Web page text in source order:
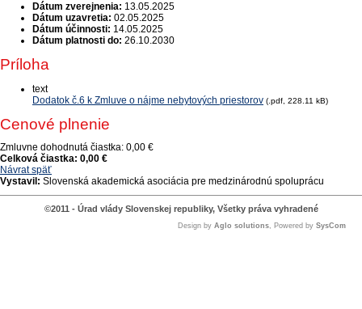
Dátum zverejnenia: 13.05.2025
Dátum uzavretia: 02.05.2025
Dátum účinnosti: 14.05.2025
Dátum platnosti do: 26.10.2030
Príloha
text
Dodatok č.6 k Zmluve o nájme nebytových priestorov (.pdf, 228.11 kB)
Cenové plnenie
Zmluvne dohodnutá čiastka: 0,00 €
Celková čiastka: 0,00 €
Návrat späť
Vystavil: Slovenská akademická asociácia pre medzinárodnú spoluprácu
©2011 - Úrad vlády Slovenskej republiky, Všetky práva vyhradené
Design by Aglo solutions, Powered by SysCom